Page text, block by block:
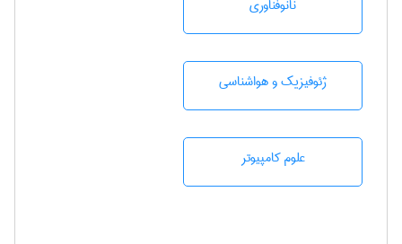
نانوفناوری
ژئوفيزيك و هواشناسی
علوم کامپیوتر